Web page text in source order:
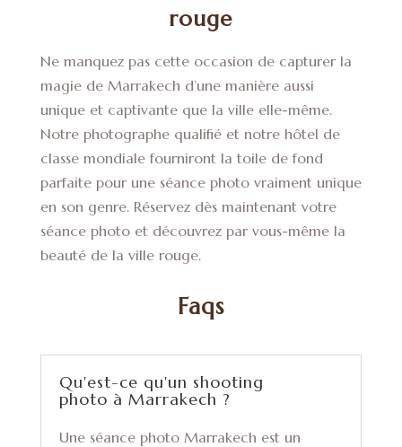
rouge
Ne manquez pas cette occasion de capturer la
magie de Marrakech d’une manière aussi
unique et captivante que la ville elle-même.
Notre photographe qualifié et notre hôtel de
classe mondiale fourniront la toile de fond
parfaite pour une séance photo vraiment unique
en son genre. Réservez dès maintenant votre
séance photo et découvrez par vous-même la
beauté de la ville rouge.
Faqs
Qu'est-ce qu'un shooting
photo à Marrakech ?
Une séance photo Marrakech est un